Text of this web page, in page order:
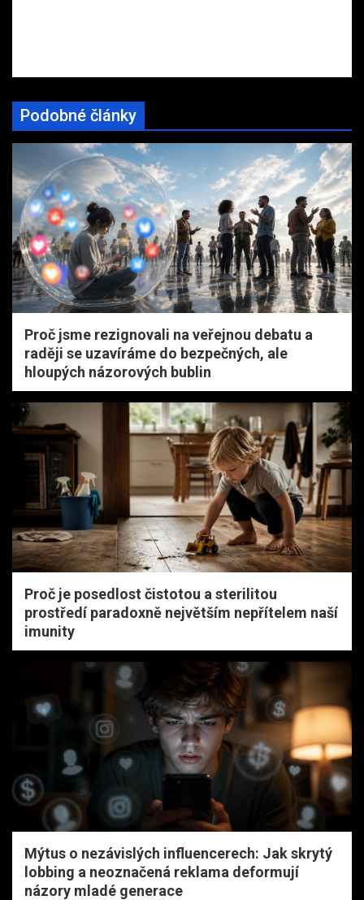
Podobné články
Proč jsme rezignovali na veřejnou debatu a
raději se uzavíráme do bezpečných, ale
hloupých názorových bublin
Proč je posedlost čistotou a sterilitou
prostředí paradoxně největším nepřítelem naší
imunity
Mýtus o nezávislých influencerech: Jak skrytý
lobbing a neoznačená reklama deformují
názory mladé generace